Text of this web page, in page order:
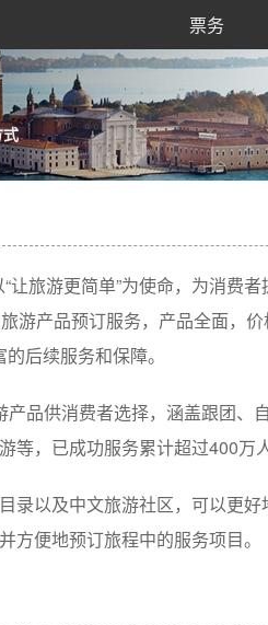
票务
旅游更简单”为使命，为消费者
游产品预订服务，产品全面，
后续服务和保障。
品供消费者选择，涵盖跟团、自
，已成功服务累计超过400万
录以及中文旅游社区，可以更好
方便地预订旅程中的服务项目。